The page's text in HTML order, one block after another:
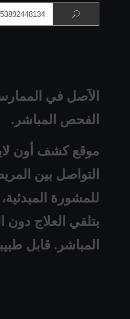
الآصل في
الفحص المباشر.
موقع كشف أون
التواصل بين
للمشورة
بتلقي العلاج
المباشر. قابل